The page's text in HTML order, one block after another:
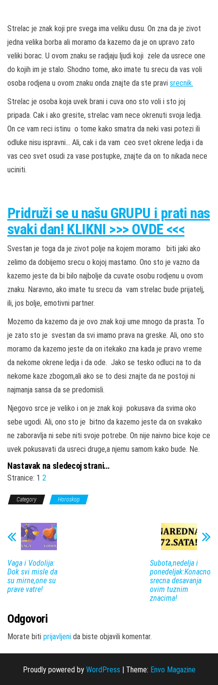
Strelac je znak koji pre svega ima veliku dusu. On zna da je zivot
jedna velika borba ali moramo da kazemo da je on upravo zato
veliki borac. U ovom znaku se radjaju ljudi koji zele da usrece one
do kojih im je stalo. Shodno tome, ako imate tu srecu da vas voli
osoba rodjena u ovom znaku onda znajte da ste pravi srecnik.
Strelac je osoba koja uvek brani i cuva ono sto voli i sto joj
pripada. Cak i ako gresite, strelac vam nece okrenuti svoja ledja.
On ce vam reci istinu o tome kako smatra da neki vasi potezi ili
odluke nisu ispravni… Ali, cak i da vam ceo svet okrene ledja i da
vas ceo svet osudi za vase postupke, znajte da on to nikada nece
uciniti.
Pridruži se u našu GRUPU i prati nas
svaki dan! KLIKNI >>> OVDE <<<
Svestan je toga da je zivot polje na kojem moramo biti jaki ako
zelimo da dobijemo srecu o kojoj mastamo. Ono sto je vazno da
kazemo jeste da bi bilo najbolje da cuvate osobu rodjenu u ovom
znaku. Naravno, ako imate tu srecu da vam strelac bude prijatelj,
ili, jos bolje, emotivni partner.
Mozemo da kazemo da je ovo znak koji ume mnogo da prasta. To
je zato sto je svestan da svi imamo prava na greske. Ali, ono sto
moramo da kazemo jeste da on itekako zna kada je pravo vreme
da nekome okrene ledja i da ode. Jako se tesko odluci na to da
nekome kaze zbogom,ali ako se to desi znajte da ne postoji ni
najmanja sansa da se predomisli.
Njegovo srce je veliko i on je znak koji pokusava da svima oko
sebe ugodi. Ali, ono sto je bitno da kazemo jeste da on svakako
ne zaboravlja ni sebe niti svoje potrebe. On nije naivno bice koje ce
uvek pokusavati da usreci druge,a njemu samom kako bude. Ne.
Nastavak na sledecoj strani…
Stranice: 1 2
Category Horoskop
Vaga i Vodolija:
Dok svi misle da
su mirne,one su
prave vatre!
Subota,nedelja i
ponedeljak:Konacno
srecna desavanja
ovim tuznim
znacima!
Odgovori
Morate biti prijavljeni da biste objavili komentar.
Proudly powered by WordPress | Theme: Envo Magazine